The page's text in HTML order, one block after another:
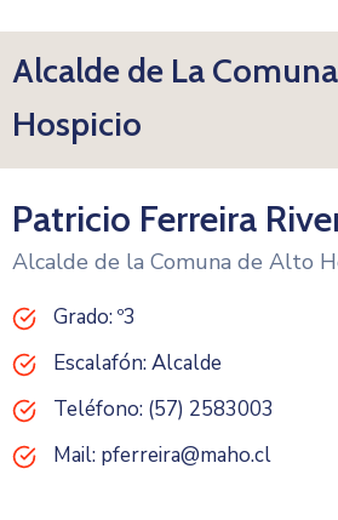
Alcalde de La
Hospicio
Patricio Ferreira
Alcalde de la Comuna de Alto
Grado: º3
Escalafón: Alcalde
Teléfono: (57) 2583003
Mail: pferreira@maho.cl